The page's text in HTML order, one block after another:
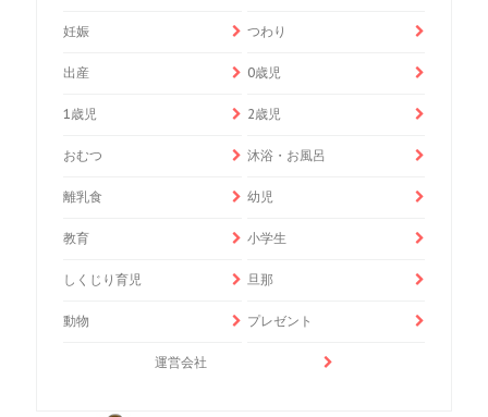
妊娠 つわり
出産 0歳児
1歳児 2歳児
おむつ 沐浴・お風呂
離乳食 幼児
教育 小学生
しくじり育児 旦那
動物 プレゼント
運営会社